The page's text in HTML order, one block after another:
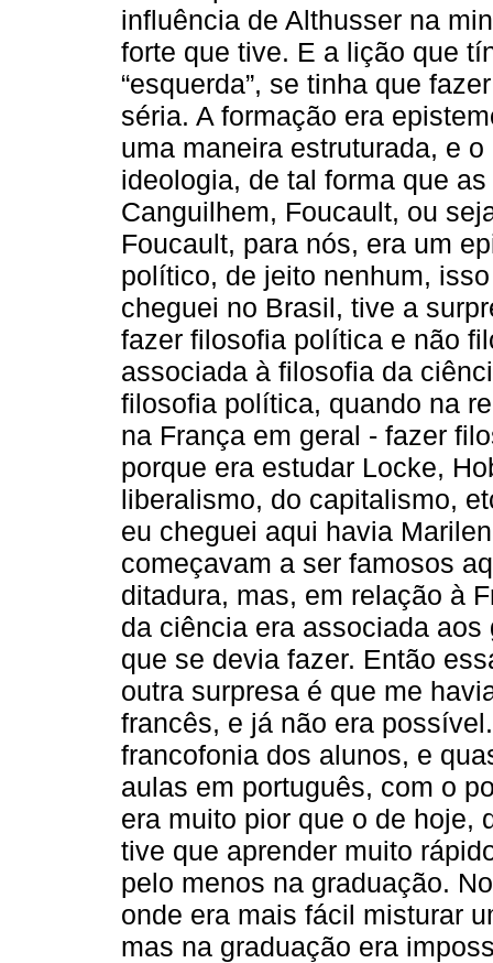
influência de Althusser na
forte que tive. E a lição que
“esquerda”, se tinha que
séria. A formação era
uma maneira estruturada, e
ideologia, de tal forma que
Canguilhem, Foucault, ou
Foucault, para nós, era um
político, de jeito nenhum,
cheguei no Brasil, tive a
fazer filosofia política e não
associada à filosofia da
filosofia política, quando na
na França em geral - fazer
porque era estudar Locke,
liberalismo, do capitalismo,
eu cheguei aqui havia
começavam a ser famosos
ditadura, mas, em relação à
da ciência era associada
que se devia fazer. Então
outra surpresa é que me
francês, e já não era
francofonia dos alunos, e
aulas em português, com o
era muito pior que o de hoje,
tive que aprender muito
pelo menos na graduação.
onde era mais fácil misturar
mas na graduação era